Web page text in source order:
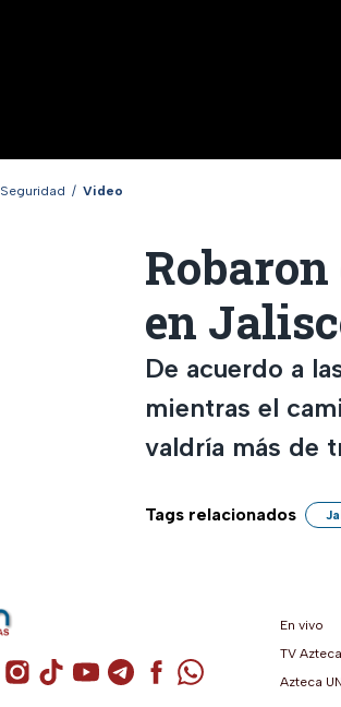
Seguridad / Video
en
De acuerdo a
mientras el
valdría más de
Tags relacionados
Cuenta de X / Twitter (se abre en una nueva
Cuenta de Instagram (se abre en una
Cuenta de TikTok (se abre en una
Cuenta de YouTube (se abre
Cuenta de Telegram (se
Cuenta de Facebook
Cuenta de
En vivo
TV Azteca
Azteca